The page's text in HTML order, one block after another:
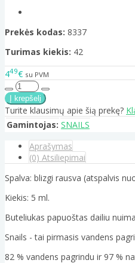
Prekės kodas: 8337
Turimas kiekis: 42
449€ su PVM
Turite klausimų apie šią prekę?
Gamintojas: SNAILS
Aprašymas
(0) Atsiliepimai
Spalva: blizgi rausva (atspalvis
Kiekis: 5 ml.
Buteliukas papuoštas dailiu
Snails - tai pirmasis vandens
82 % vandens pagrindu ir 97 %